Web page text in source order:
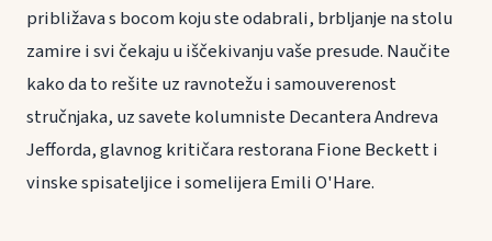
približava s bocom koju ste odabrali, brbljanje na stolu
zamire i svi čekaju u iščekivanju vaše presude. Naučite
kako da to rešite uz ravnotežu i samouverenost
stručnjaka, uz savete kolumniste Decantera Andreva
Jefforda, glavnog kritičara restorana Fione Beckett i
vinske spisateljice i somelijera Emili O'Hare.